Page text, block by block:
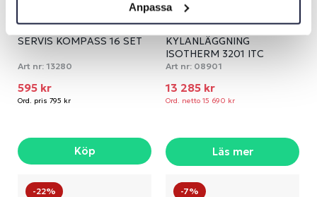
Anpassa
SERVIS KOMPASS 16 SET
Art nr: 13280
595 kr
Ord. pris 795 kr
Köp
KYLANLÄGGNING
ISOTHERM 3201 ITC
Art nr: 08901
13 285 kr
Ord. netto 15 690 kr
Läs mer
-22% -7%